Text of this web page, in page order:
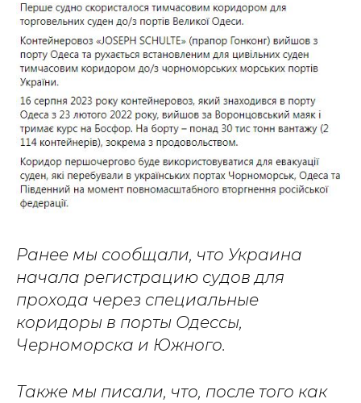
Ранее мы сообщали, что Украина
начала регистрацию судов для
прохода через специальные
коридоры в порты Одессы,
Черноморска и Южного.
Также мы писали, что, после того как